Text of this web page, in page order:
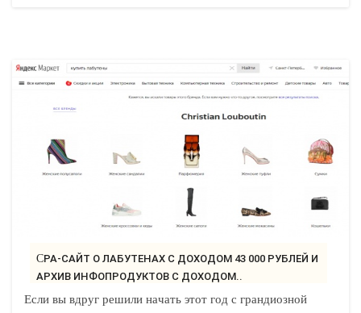
CPA-САЙТ О ЛАБУТЕНАХ С ДОХОДОМ 43 000 РУБЛЕЙ И
АРХИВ ИНФОПРОДУКТОВ С ДОХОДОМ..
Если вы вдруг решили начать этот год с грандиозной